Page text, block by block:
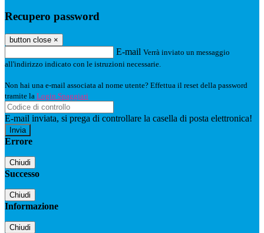
Recupero password
button close ×
E-mail Verrà inviato un messaggio
all'indirizzo indicato con le istruzioni necessarie.
Non hai una e-mail associata al nome utente? Effettua il reset della password
tramite la Login Spaggiari
E-mail inviata, si prega di controllare la casella di posta elettronica!
Errore
Chiudi
Successo
Chiudi
Informazione
Chiudi